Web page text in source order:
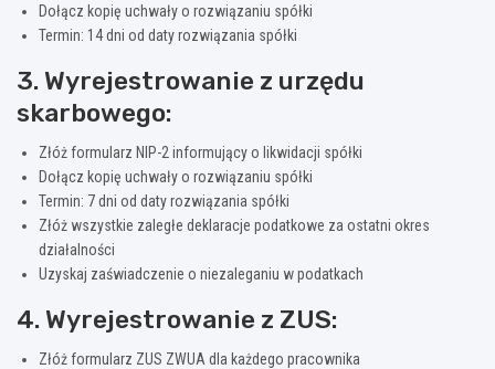
Dołącz kopię uchwały o rozwiązaniu spółki
Termin: 14 dni od daty rozwiązania spółki
3. Wyrejestrowanie z urzędu
skarbowego:
Złóż formularz NIP-2 informujący o likwidacji spółki
Dołącz kopię uchwały o rozwiązaniu spółki
Termin: 7 dni od daty rozwiązania spółki
Złóż wszystkie zaległe deklaracje podatkowe za ostatni okres
działalności
Uzyskaj zaświadczenie o niezaleganiu w podatkach
4. Wyrejestrowanie z ZUS:
Złóż formularz ZUS ZWUA dla każdego pracownika